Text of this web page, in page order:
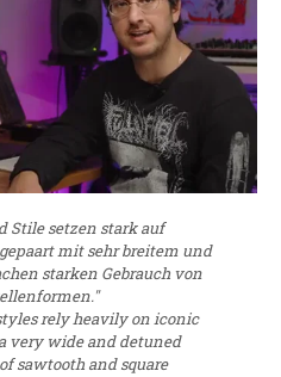
Stile setzen stark auf
mit sehr breitem und
starken Gebrauch von
rely heavily on iconic
very wide and detuned
sawtooth and square